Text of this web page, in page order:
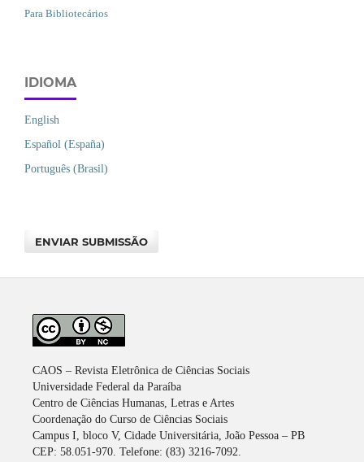
Para Bibliotecários
IDIOMA
English
Español (España)
Português (Brasil)
ENVIAR SUBMISSÃO
CAOS – Revista Eletrônica de Ciências Sociais
Universidade Federal da Paraíba
Centro de Ciências Humanas, Letras e Artes
Coordenação do Curso de Ciências Sociais
Campus I, bloco V, Cidade Universitária, João Pessoa – PB
CEP: 58.051-970. Telefone: (83) 3216-7092.